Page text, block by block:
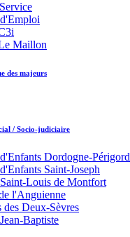
Maillon
des majeurs
/ Socio-judiciaire
Dordogne-Périgord
Saint-Joseph
Louis de Montfort
l'Anguienne
des Deux-Sèvres
Baptiste